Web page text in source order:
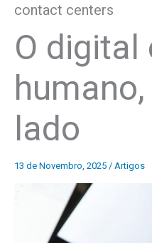
contact centers
O digital
lado
13 de Novembro, 2025 / Artigos